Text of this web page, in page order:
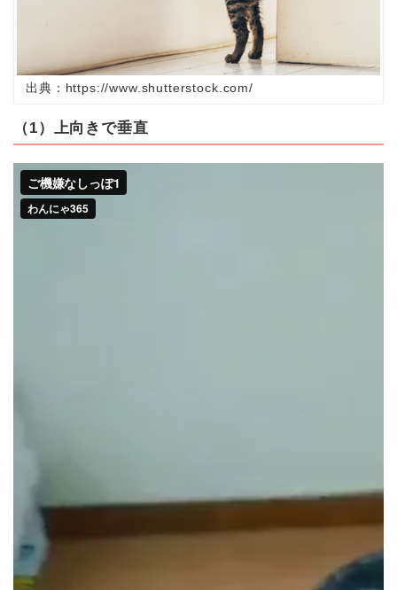
出典：https://www.shutterstock.com/
（1）上向きで垂直